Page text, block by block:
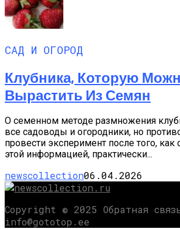
САД И ОГОРОД
Клубника, Которую
Вырастить Из Семян
О семенном методе размножения
все садоводы и огородники, но
провести эксперимент после того, как
этой информацией, практически...
newscollection06.04.2026
Copyright © 2025 Обратная
info@gototop.ee